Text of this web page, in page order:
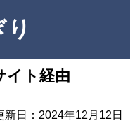
イト経由
新日：2024年12月12日